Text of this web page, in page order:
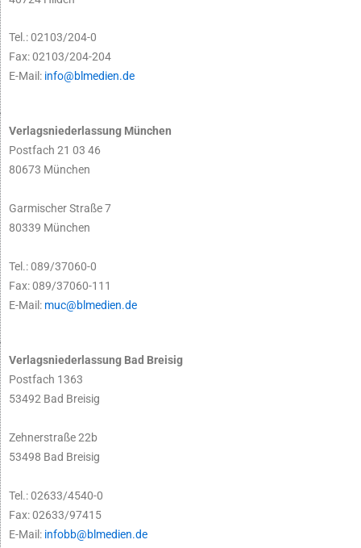
Tel.: 02103/204-0
Fax: 02103/204-204
E-Mail: info@blmedien.de
Verlagsniederlassung München
Postfach 21 03 46
80673 München
Garmischer Straße 7
80339 München
Tel.: 089/37060-0
Fax: 089/37060-111
E-Mail: muc@blmedien.de
Verlagsniederlassung Bad Breisig
Postfach 1363
53492 Bad Breisig
Zehnerstraße 22b
53498 Bad Breisig
Tel.: 02633/4540-0
Fax: 02633/97415
E-Mail: infobb@blmedien.de